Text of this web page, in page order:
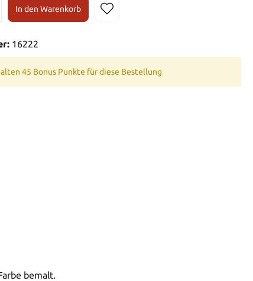
In den Warenkorb
16222
45 Bonus Punkte für diese Bestellung
bemalt.